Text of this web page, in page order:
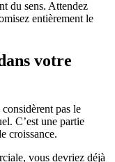
du sens. Attendez
entièrement le
votre
pas le
C’est une partie
croissance.
vous devriez déjà